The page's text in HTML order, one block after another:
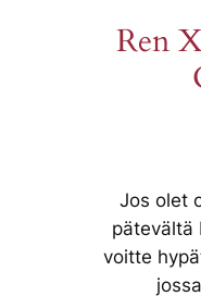
Ren
Jos olet
pätevältä
voitte